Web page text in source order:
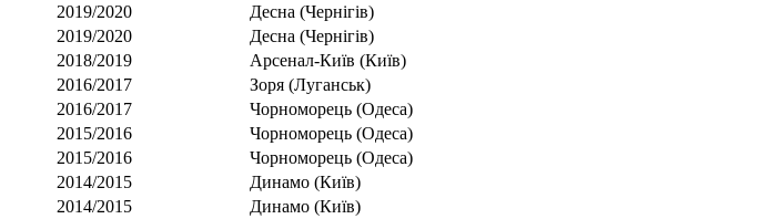
2019/2020
Десна (Чернігів)
2019/2020
Десна (Чернігів)
2018/2019
Арсенал-Київ (Київ)
2016/2017
Зоря (Луганськ)
2016/2017
Чорноморець (Одеса)
2015/2016
Чорноморець (Одеса)
2015/2016
Чорноморець (Одеса)
2014/2015
Динамо (Київ)
2014/2015
Динамо (Київ)